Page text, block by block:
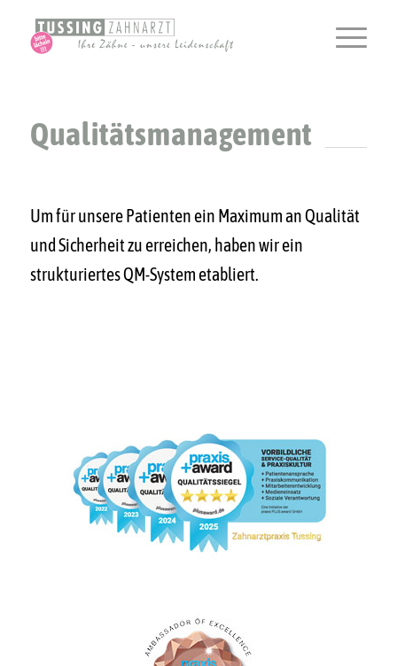
Qualitätsmanagement
Um für unsere Patienten ein Maximum an Qualität
und Sicherheit zu erreichen, haben wir ein
strukturiertes QM-System etabliert.